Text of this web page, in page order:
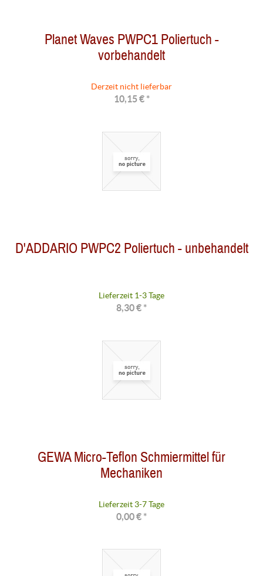
Planet Waves PWPC1 Poliertuch -
vorbehandelt
Derzeit nicht lieferbar
10,15 € *
D'ADDARIO PWPC2 Poliertuch - unbehandelt
Lieferzeit 1-3 Tage
8,30 € *
GEWA Micro-Teflon Schmiermittel für
Mechaniken
Lieferzeit 3-7 Tage
0,00 € *